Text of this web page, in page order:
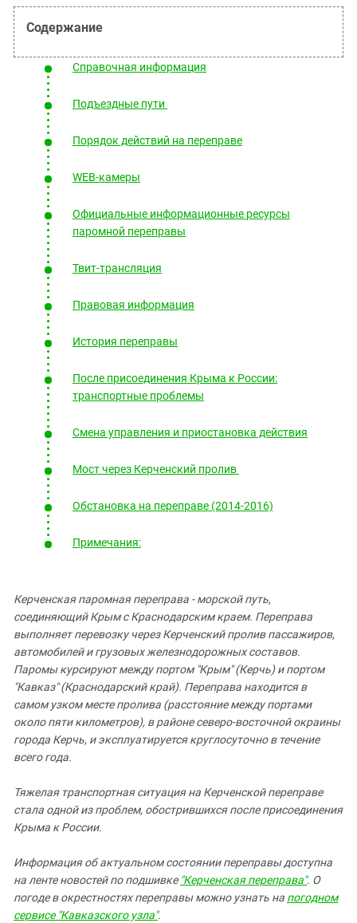
ЮФО
Справочная информация
Подъездные пути
Порядок действий на переправе
WEB-камеры
Официальные информационные ресурсы
паромной переправы
Твит-трансляция
Правовая информация
История переправы
После присоединения Крыма к России:
транспортные проблемы
Смена управления и приостановка действия
Мост через Керченский пролив
Обстановка на переправе (2014-2016)
Примечания:
Керченская паромная переправа - морской путь,
соединяющий Крым с Краснодарским краем. Переправа
выполняет перевозку через Керченский пролив пассажиров,
автомобилей и грузовых железнодорожных составов.
Паромы курсируют между портом "Крым"(Керчь)и портом
"Кавказ"(Краснодарский край). Переправа находится в
самом узком месте пролива (расстояние между портами
около пяти километров), в районе северо-восточной окраины
города Керчь, и эксплуатируется круглосуточно в течение
всего года.
Тяжелая транспортная ситуация на Керченской переправе
стала одной из проблем, обострившихся после присоединения
Крыма к России.
Информация об актуальном состоянии переправы доступна
на ленте новостей по подшивке "Керченская переправа". О
погоде в окрестностях переправы можно узнать на погодном
сервисе "Кавказского узла".